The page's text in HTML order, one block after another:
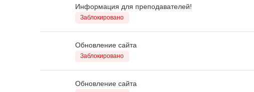
Информация для преподавателей!
Заблокировано
Обновление сайта
Заблокировано
Обновление сайта